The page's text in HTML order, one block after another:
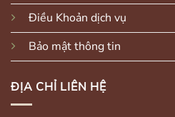
Điều Khoản dịch vụ
Bảo mật thông tin
ĐỊA CHỈ LIÊN HỆ